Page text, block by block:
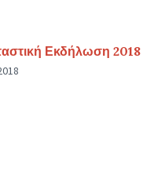
Εκδήλωση 2018